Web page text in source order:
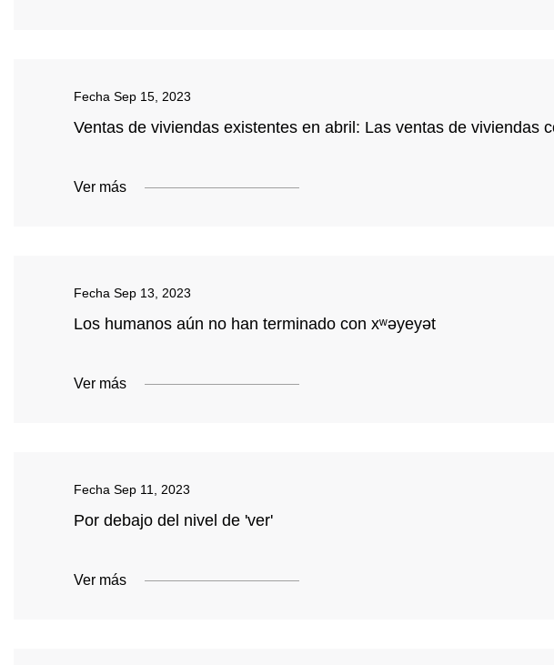
Fecha Sep 15, 2023
Ventas de viviendas existentes en abril: Las ventas de viviendas
Ver más
Fecha Sep 13, 2023
Los humanos aún no han terminado con xʷəyeyət
Ver más
Fecha Sep 11, 2023
Por debajo del nivel de 'ver'
Ver más